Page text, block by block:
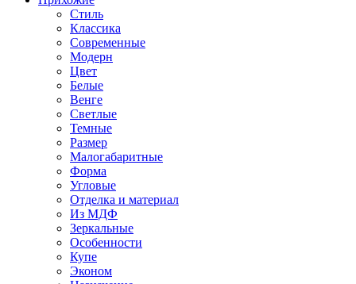
Стиль
Классика
Современные
Модерн
Цвет
Белые
Венге
Светлые
Темные
Размер
Малогабаритные
Форма
Угловые
Отделка и материал
Из МДФ
Зеркальные
Особенности
Купе
Эконом